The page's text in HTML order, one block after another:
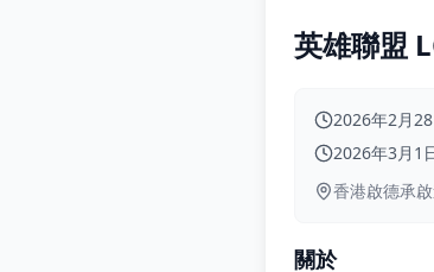
英雄聯盟
2026年2月
2026年3月1
香港啟德承
關於